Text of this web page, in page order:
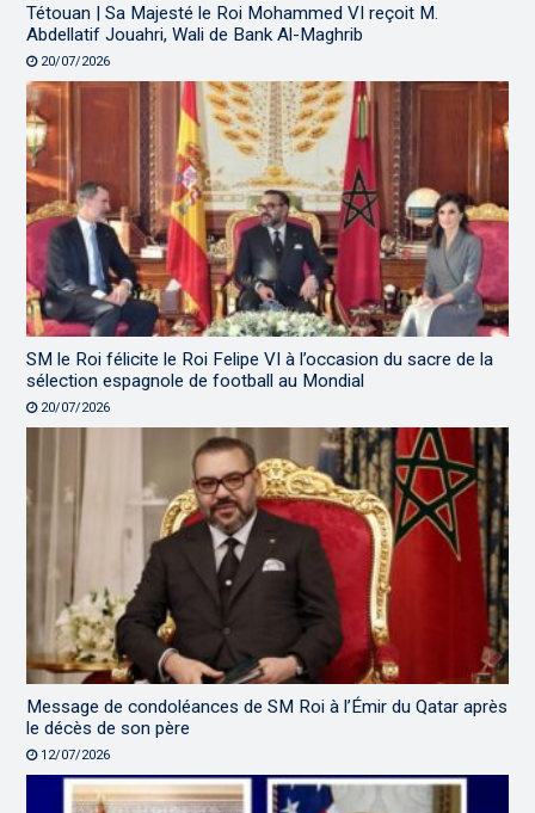
Tétouan | Sa Majesté le Roi Mohammed VI reçoit M.
Abdellatif Jouahri, Wali de Bank Al-Maghrib
20/07/2026
SM le Roi félicite le Roi Felipe VI à l’occasion du sacre de la
sélection espagnole de football au Mondial
20/07/2026
Message de condoléances de SM Roi à l’Émir du Qatar après
le décès de son père
12/07/2026